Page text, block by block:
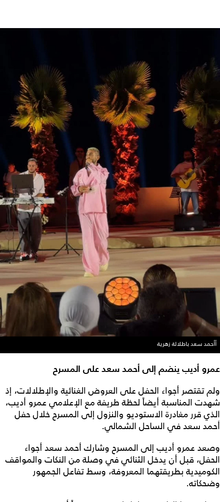
أأحمد سعد باطلالة زهرية
عمرو أديب ينضم إلى أحمد سعد على المسرح
ولم تقتصر أجواء الحفل على العروض الغنائية والإطلالات، إذ
شهدت المناسبة أيضاً لحظة طريفة مع الإعلامي عمرو أديب،
الذي قرر مغادرة الاستوديو والنزول إلى المسرح خلال حفل
أحمد سعد في الساحل الشمالي.
وصعد عمرو أديب إلى المسرح وشارك أحمد سعد أجواء
الحفل، قبل أن يدخل الثنائي في وصلة من النكات والمواقف
الكوميدية بطريقتهما المعروفة، وسط تفاعل الجمهور
وضحكاته.